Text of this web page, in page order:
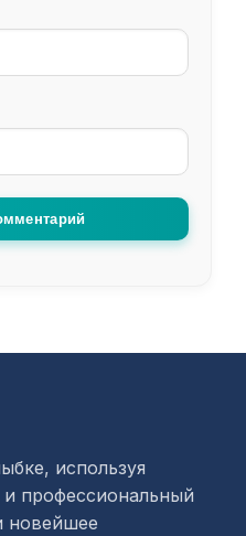
используя
профессиональный
новейшее